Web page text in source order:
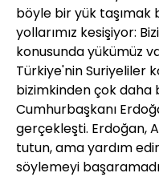
böyle bir yük taşımak
yollarımız kesişiyor:
konusunda yükümüz
Türkiye'nin Suriyeliler
bizimkinden çok daha
Cumhurbaşkanı
gerçekleşti. Erdoğan,
tutun, ama yardım
söylemeyi